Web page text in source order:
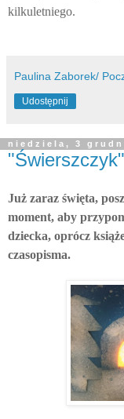
kilkuletniego.
Paulina Zaborek/
Udostępnij
niedziela, 3
Już zaraz święta,
moment, aby
dziecka, oprócz
czasopisma.